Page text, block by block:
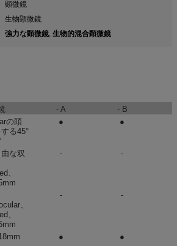
顕微鏡
生物顕微鏡
強力な顕微鏡, 生物的混合顕微鏡
- A
- B
の頭
る45°
● ●
な双
、
- -
、
、
- -
●
●